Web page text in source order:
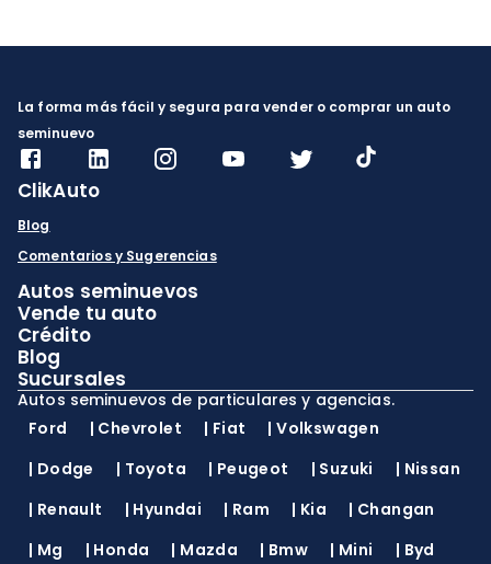
La forma más fácil y segura para vender o comprar un auto
seminuevo
ClikAuto
Blog
Comentarios y Sugerencias
Autos seminuevos
Vende tu auto
Crédito
Blog
Sucursales
Autos seminuevos de particulares y agencias.
Ford
| Chevrolet | Fiat |Volkswagen
| Dodge | Toyota | Peugeot | Suzuki | Nissan
| Renault | Hyundai | Ram | Kia | Changan
| Mg | Honda | Mazda | Bmw | Mini | Byd